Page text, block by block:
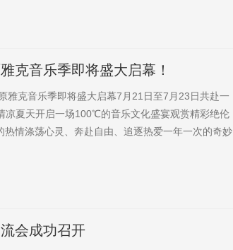
克音乐季即将盛大启幕！
雅克音乐季即将盛大启幕7月21日至7月23日共赴一
夏天开启一场100℃的音乐文化盛宴观赏精彩绝伦
情涤荡心灵、奔赴自由、追逐热爱一年一次的奇妙
会成功召开